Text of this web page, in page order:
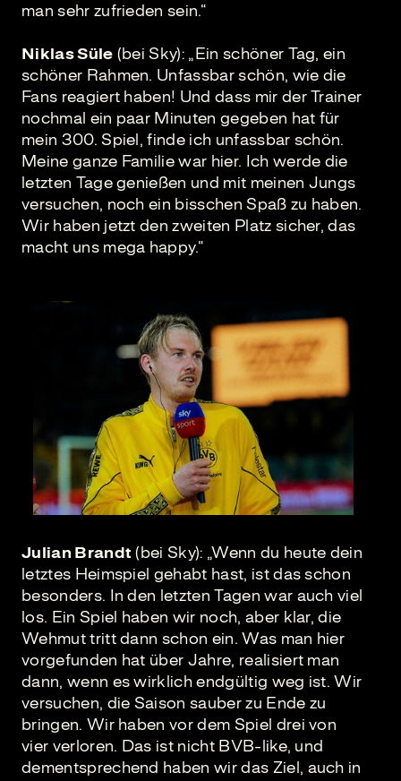
man sehr zufrieden sein.“
Niklas Süle (bei Sky): „Ein schöner Tag, ein
schöner Rahmen. Unfassbar schön, wie die
Fans reagiert haben! Und dass mir der Trainer
nochmal ein paar Minuten gegeben hat für
mein 300. Spiel, finde ich unfassbar schön.
Meine ganze Familie war hier. Ich werde die
letzten Tage genießen und mit meinen Jungs
versuchen, noch ein bisschen Spaß zu haben.
Wir haben jetzt den zweiten Platz sicher, das
macht uns mega happy.“
Julian Brandt (bei Sky): „Wenn du heute dein
letztes Heimspiel gehabt hast, ist das schon
besonders. In den letzten Tagen war auch viel
los. Ein Spiel haben wir noch, aber klar, die
Wehmut tritt dann schon ein. Was man hier
vorgefunden hat über Jahre, realisiert man
dann, wenn es wirklich endgültig weg ist. Wir
versuchen, die Saison sauber zu Ende zu
bringen. Wir haben vor dem Spiel drei von
vier verloren. Das ist nicht BVB-like, und
dementsprechend haben wir das Ziel, auch in